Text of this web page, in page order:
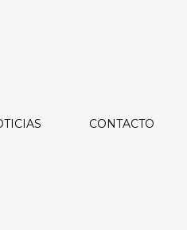
CONTACTO